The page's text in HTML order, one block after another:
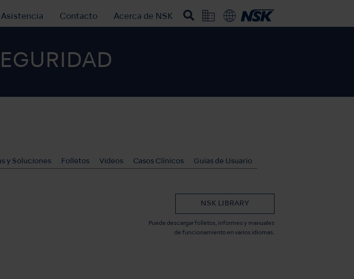
Asistencia Contacto Acerca de NSK
y Soluciones Folletos Videos Casos Clínicos Guías de Usuario
NSK LIBRARY
Puede descargar folletos, informes y manuales
de funcionamiento en varios idiomas.